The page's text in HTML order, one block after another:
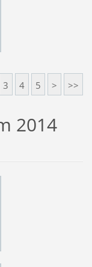
3 4 5 > >>
2014